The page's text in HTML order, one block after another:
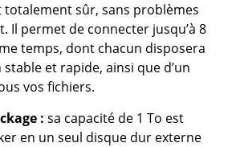
totalement sûr, sans problèmes
Il permet de connecter jusqu’à 8
temps, dont chacun disposera
stable et rapide, ainsi que d’un
vos fichiers.
:sa capacité de 1 To est
en un seul disque dur externe